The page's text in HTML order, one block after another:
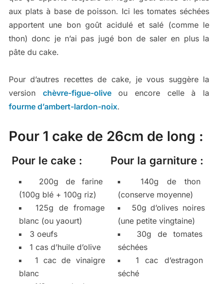
aux plats à base de poisson. Ici les tomates séchées
apportent une bon goût acidulé et salé (comme le
thon) donc je n’ai pas jugé bon de saler en plus la
pâte du cake.
Pour d’autres recettes de cake, je vous suggère la
version chèvre-figue-oliveou encore celle à la
fourme d’ambert-lardon-noix.
Pour 1 cake de 26cm de long :
Pour le cake :
200g de farine
(100g blé + 100g riz)
125g de fromage
blanc (ou yaourt)
3 oeufs
1 cas d’huile d’olive
1 cac de vinaigre
blanc
Pour la garniture :
140g de thon
(conserve moyenne)
50g d’olives noires
(une petite vingtaine)
30g de tomates
séchées
1 cac d’estragon
séché